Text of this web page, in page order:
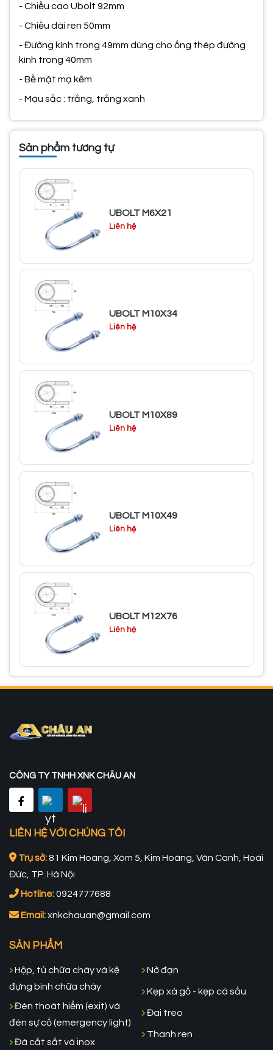
- Chiều cao Ubolt 92mm
- Chiều dài ren 50mm
- Đường kính trong 49mm dùng cho ống thép đường
kính trong 40mm
- Bề mặt mạ kẽm
- Màu sắc : trắng, trắng xanh
Sản phẩm tương tự
UBOLT M6X21
Liên hệ
UBOLT M10X34
Liên hệ
UBOLT M10X89
Liên hệ
UBOLT M10X49
Liên hệ
UBOLT M12X76
Liên hệ
CÔNG TY TNHH XNK CHÂU AN
LIÊN HỆ VỚI CHÚNG TÔI
Trụ sở:81 Kim Hoàng, Xóm 5, Kim Hoàng, Vân Canh, Hoài
Đức, TP. Hà Nội
Hotline:0924777688
Email:xnkchauan@gmail.com
SẢN PHẨM
Hộp, tủ chữa cháy và kệ
đựng bình chữa cháy
Đèn thoát hiểm (exit) và
đèn sự cố (emergency light)
Đá cắt sắt và inox
Nở đạn
Kẹp xà gồ - kẹp cá sấu
Đai treo
Thanh ren